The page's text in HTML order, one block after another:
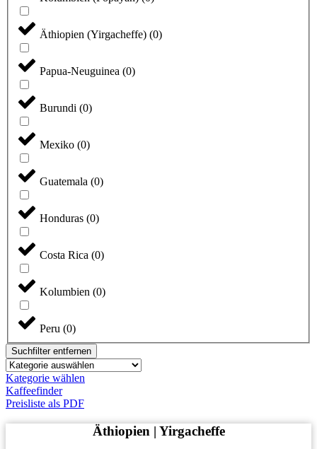
Äthiopien (Yirgacheffe) (0)
Papua-Neuguinea (0)
Burundi (0)
Mexiko (0)
Guatemala (0)
Honduras (0)
Costa Rica (0)
Kolumbien (0)
Peru (0)
Suchfilter entfernen
Kategorie wählen
Kaffeefinder
Preisliste als PDF
Äthiopien | Yirgacheffe